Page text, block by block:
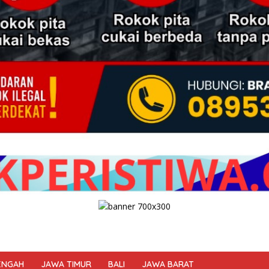
JAWA TIMUR BALI JAWA BARAT